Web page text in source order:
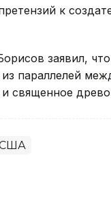
к
заявил,
параллелей
священное